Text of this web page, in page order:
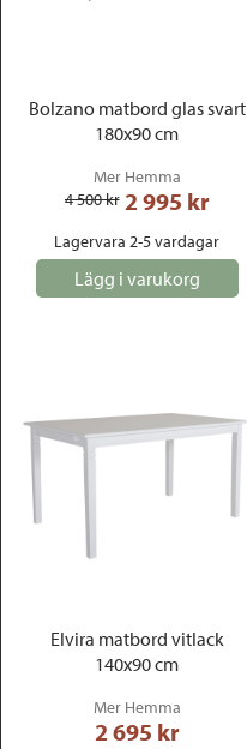
Bolzano matbord glas svart
180x90 cm
Mer Hemma
4 500 kr 2 995 kr
Lagervara 2-5 vardagar
Lägg i varukorg
Elvira matbord vitlack
140x90 cm
Mer Hemma
2 695 kr